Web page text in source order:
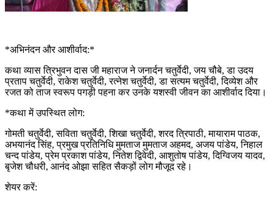
*अभिनंदन और आशीर्वाद:*
कथा व्यास त्रिभुवन दास जी महाराज ने जनार्दन चतुर्वेदी, जय चौबे, डा उदय
प्रताप चतुर्वेदी, राकेश चतुर्वेदी, रत्नेश चतुर्वेदी, डा सत्यम चतुर्वेदी, दिव्येश और
रजत को ताज स्वरूप पगड़ी पहना कर उनके यशस्वी जीवन का आशीर्वाद दिया।
*कथा में उपस्थित लोग:
गोमती चतुर्वेदी, सविता चतुर्वेदी, शिखा चतुर्वेदी, शरद त्रिपाठी, मायाराम पाठक,
अभयानंद सिंह, प्रमुख प्रतिनिधि मुमताज मुमताज अहमद, अजय पांडेय, निहाल
चन्द पांडेय, प्रेम प्रकाश पांडेय, नितेश द्विवेदी, आशुतोष पांडेय, दिग्विजय यादव,
बृजेश चौधरी, आनंद ओझा सहित सैकड़ों लोग मौजूद रहे।
शेयर करें: